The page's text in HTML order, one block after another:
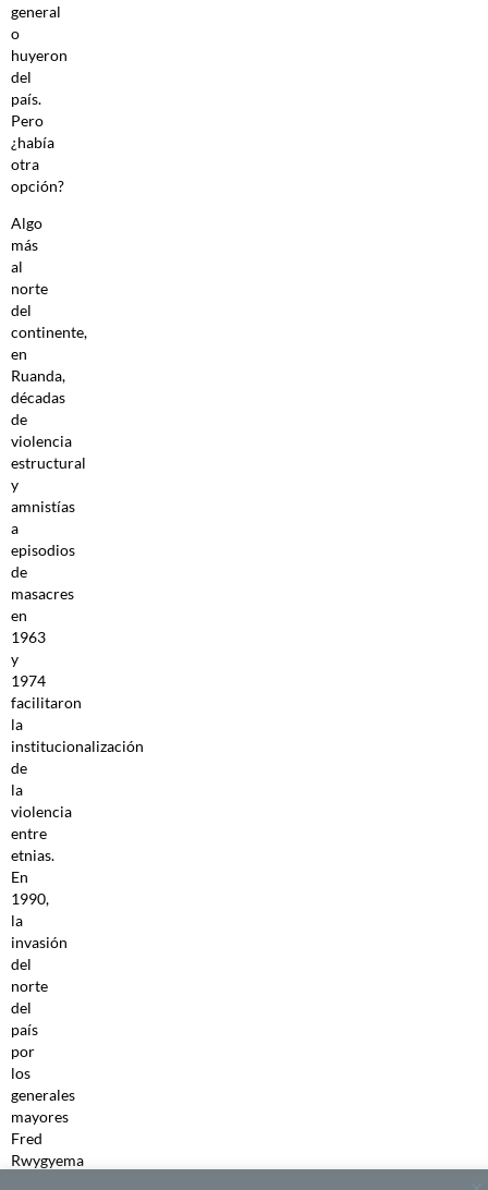
general
o
huyeron
del
país.
Pero
¿había
otra
opción?
Algo
más
al
norte
del
continente,
en
Ruanda,
décadas
de
violencia
estructural
y
amnistías
a
episodios
de
masacres
en
1963
y
1974
facilitaron
la
institucionalización
de
la
violencia
entre
etnias.
En
1990,
la
invasión
del
norte
del
país
por
los
generales
mayores
Fred
Rwygyema